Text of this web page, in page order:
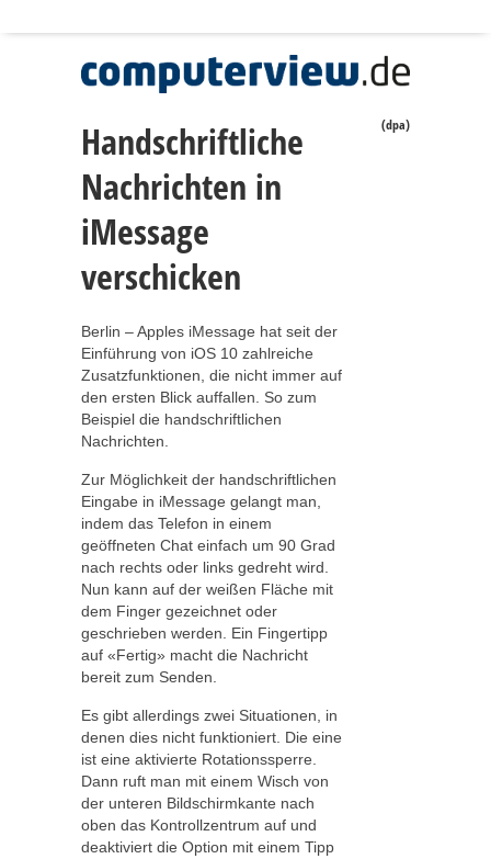
Handschriftliche
Nachrichten in
iMessage
verschicken
(dpa)
Berlin – Apples iMessage hat seit der
Einführung von iOS 10 zahlreiche
Zusatzfunktionen, die nicht immer auf
den ersten Blick auffallen. So zum
Beispiel die handschriftlichen
Nachrichten.
Zur Möglichkeit der handschriftlichen
Eingabe in iMessage gelangt man,
indem das Telefon in einem
geöffneten Chat einfach um 90 Grad
nach rechts oder links gedreht wird.
Nun kann auf der weißen Fläche mit
dem Finger gezeichnet oder
geschrieben werden. Ein Fingertipp
auf «Fertig» macht die Nachricht
bereit zum Senden.
Es gibt allerdings zwei Situationen, in
denen dies nicht funktioniert. Die eine
ist eine aktivierte Rotationssperre.
Dann ruft man mit einem Wisch von
der unteren Bildschirmkante nach
oben das Kontrollzentrum auf und
deaktiviert die Option mit einem Tipp